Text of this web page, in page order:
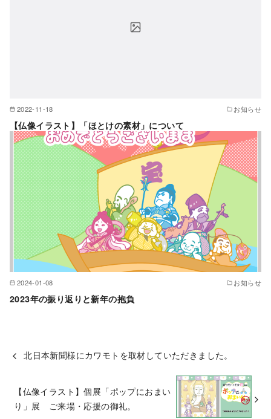
2022-11-18 お知らせ
【仏像イラスト】「ほとけの素材」について
2024-01-08 お知らせ
2023年の振り返りと新年の抱負
北日本新聞様にカワモトを取材していただきました。
【仏像イラスト】個展「ポップにおまい
り」展 ご来場・応援の御礼。